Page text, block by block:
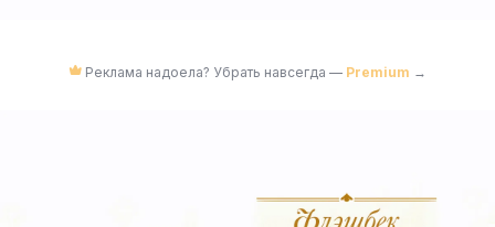
Реклама надоела? Убрать навсегда — Premium →